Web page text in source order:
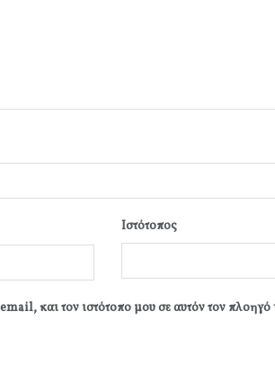
Ιστότοπος
και τον ιστότοπο μου σε αυτόν τον πλοηγό